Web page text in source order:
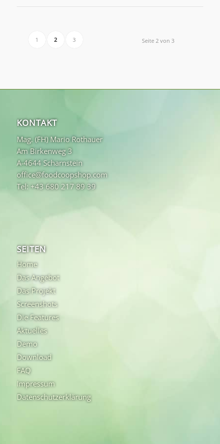
Seite 2 von 3
1 2 3
KONTAKT
Mag. (FH) Mario Rothauer
Am Birkenweg 3
A-4644 Scharnstein
office@foodcoopshop.com
Tel: +43 680 217 89 39
SEITEN
Home
Das Angebot
Das Projekt
Screenshots
Die Features
Aktuelles
Demo
Download
FAQ
Impressum
Datenschutzerklärung